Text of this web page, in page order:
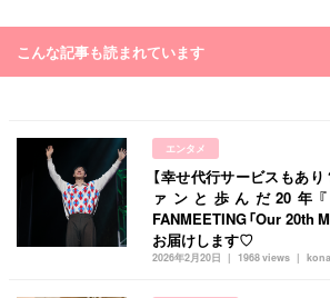
こんな記事も読まれています
エンタメ
2026年2月20日 1968 views
【幸せ代行サービスもあ
ァンと歩んだ20年『
FANMEETING「Our 20th
お届けします♡